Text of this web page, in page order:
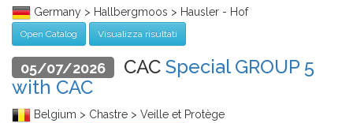
Germany > Hallbergmoos > Hausler - Hof
Open Catalog Visualizza risultati
05/07/2026 CAC Special GROUP 5
with CAC
Belgium > Chastre > Veille et Protège